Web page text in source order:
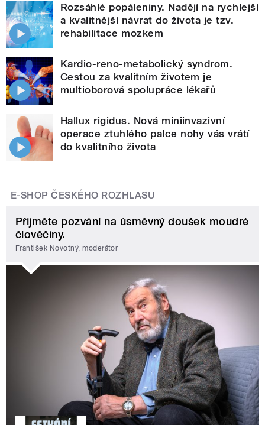
Rozsáhlé popáleniny. Nadějí na rychlejší
a kvalitnější návrat do života je tzv.
rehabilitace mozkem
Kardio-reno-metabolický syndrom.
Cestou za kvalitním životem je
multioborová spolupráce lékařů
Hallux rigidus. Nová miniinvazivní
operace ztuhlého palce nohy vás vrátí
do kvalitního života
E-SHOP ČESKÉHO ROZHLASU
Přijměte pozvání na úsměvný doušek moudré
člověčiny.
František Novotný, moderátor